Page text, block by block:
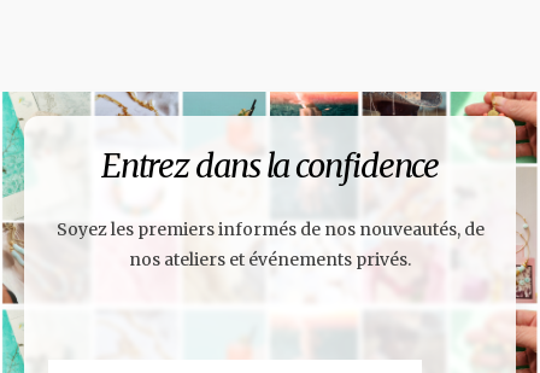
Entrez dans la confidence
Soyez les premiers informés de nos nouveautés, de
nos ateliers et événements privés.